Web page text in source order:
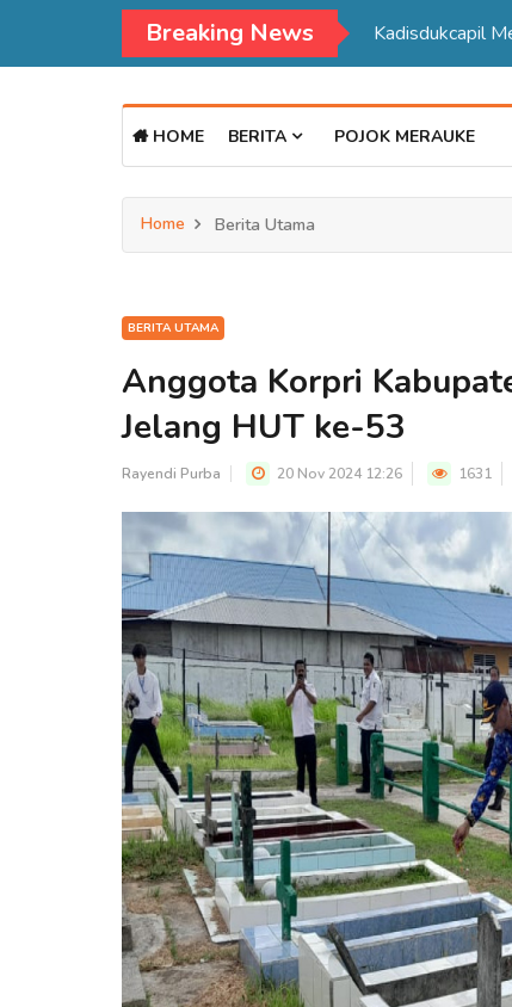
Breaking News Kadisdukcapil
HOME BERITA POJOK MERAUKE
Home Berita Utama
BERITA UTAMA
Anggota Korpri
Jelang HUT ke-53
Rayendi Purba 20 Nov 2024 12:26 1631